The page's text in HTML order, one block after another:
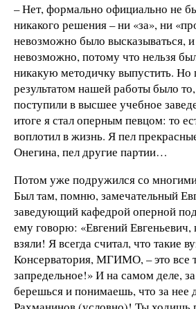
– Нет, формально официально не
никакого решения – ни «за», ни
невозможно было высказываться,
невозможно, потому что нельзя
никакую методичку выпустить. Но
результатом нашей работы было
поступили в высшее учебное
итоге я стал оперным певцом: то
воплотил в жизнь. Я пел
Онегина, пел другие партии…
Потом уже подружился со
Был там, помню, замечательный
заведующий кафедрой оперной
ему говорю: «Евгений Евгеньевич,
взяли! Я всегда считал, что такие
Консерватория, МГИМО, – это все
запредельное!» И на самом деле,
берешься и понимаешь, что за нее